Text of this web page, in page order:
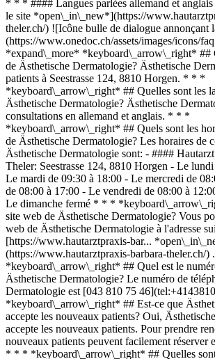
* * * #### Langues parlées allemand et
le site *open\_in\_new*](https://
theler.ch/) ![Icône bulle de dialogue annonçant
(https://www.onedoc.ch/assets/images/icons/
*expand\_more* *keyboard\_arrow\_right* ##
de Ästhetische Dermatologie? Ästhetische
patients à Seestrasse 124, 8810 Horgen. * * *
*keyboard\_arrow\_right* ## Quelles sont les
Ästhetische Dermatologie? Ästhetische
consultations en allemand et anglais. * * *
*keyboard\_arrow\_right* ## Quels sont les
de Ästhetische Dermatologie? Les horaires de
Ästhetische Dermatologie sont: - ####
Theler: Seestrasse 124, 8810 Horgen - Le
Le mardi de 09:30 à 18:00 - Le mercredi de
de 08:00 à 17:00 - Le vendredi de 08:00 à
Le dimanche fermé * * *
site web de Ästhetische Dermatologie? Vous
web de Ästhetische Dermatologie à l'adresse
[https://www.hautarztpraxis-bar...
(https://www.hautarztpraxis-barbara-theler.ch/
*keyboard\_arrow\_right* ## Quel est le
Ästhetische Dermatologie? Le numéro de
Dermatologie est [043 810 75
*keyboard\_arrow\_right* ## Est-ce que
accepte les nouveaux patients? Oui,
accepte les nouveaux patients. Pour prendre
nouveaux patients peuvent facilement réserver
* * * *keyboard\_arrow\_right* ## Quelles